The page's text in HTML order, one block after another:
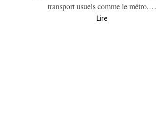
transport usuels comme le métro,…
Lire